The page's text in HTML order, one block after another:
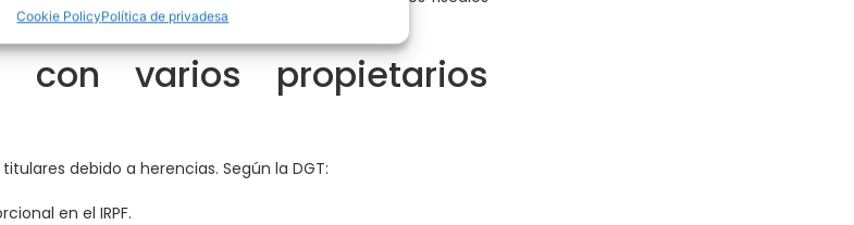
Cookie PolicyPolítica de privadesa
con varios propietarios
debido a herencias. Según la DGT:
en el IRPF.